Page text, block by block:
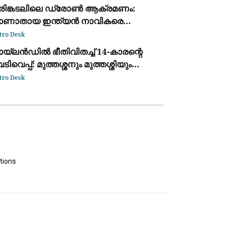
ദൃശ്യം പുറത്ത്: സഹോദരനും
കസ്റ്റഡിയിൽ
ഡ്രോൺ ആക്രമണം:
ഇന്ത്യൻ നാവികരെ
കേന്ദ്ര സർക്കാർ
Desk
ഭീതിവിതച്ച് 14-കാരന്റെ
മുത്തശ്ശനും മുത്തശ്ശിയും
അടക്കം 7 പേർ
Desk